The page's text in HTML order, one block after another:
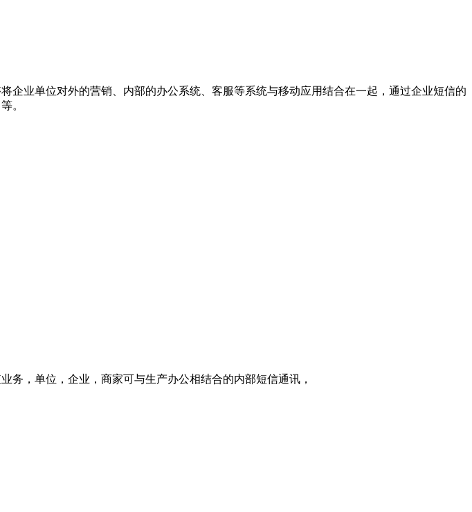
业单位对外的营销、内部的办公系统、客服等系统与移动应用结合在一起，通过企业短信的
。
务，单位，企业，商家可与生产办公相结合的内部短信通讯，